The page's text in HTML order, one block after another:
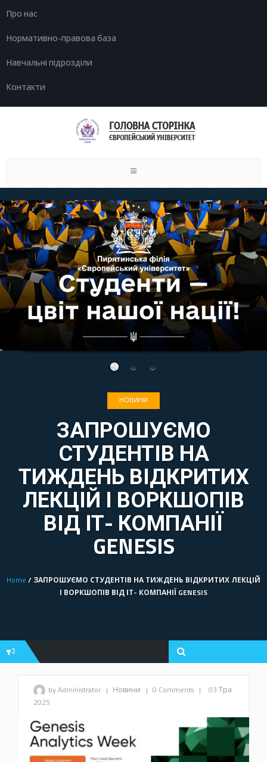
Про нас
Нормативно-правова база
Навчальні підрозділи
Контакти
Toggle
НОВИНИ
ЗАПРОШУЄМО
СТУДЕНТІВ НА
ТИЖДЕНЬ ВІДКРИТИХ
ЛЕКЦІЙ І ВОРКШОПІВ
ВІД ІТ- КОМПАНІЇ
GENESIS
Home / ЗАПРОШУЄМО СТУДЕНТІВ НА ТИЖДЕНЬ ВІДКРИТИХ ЛЕКЦІЙ
І ВОРКШОПІВ ВІД ІТ- КОМПАНІЇ GENESIS
by Administrator | Новини | 0 Comments |
03 Тра
2025